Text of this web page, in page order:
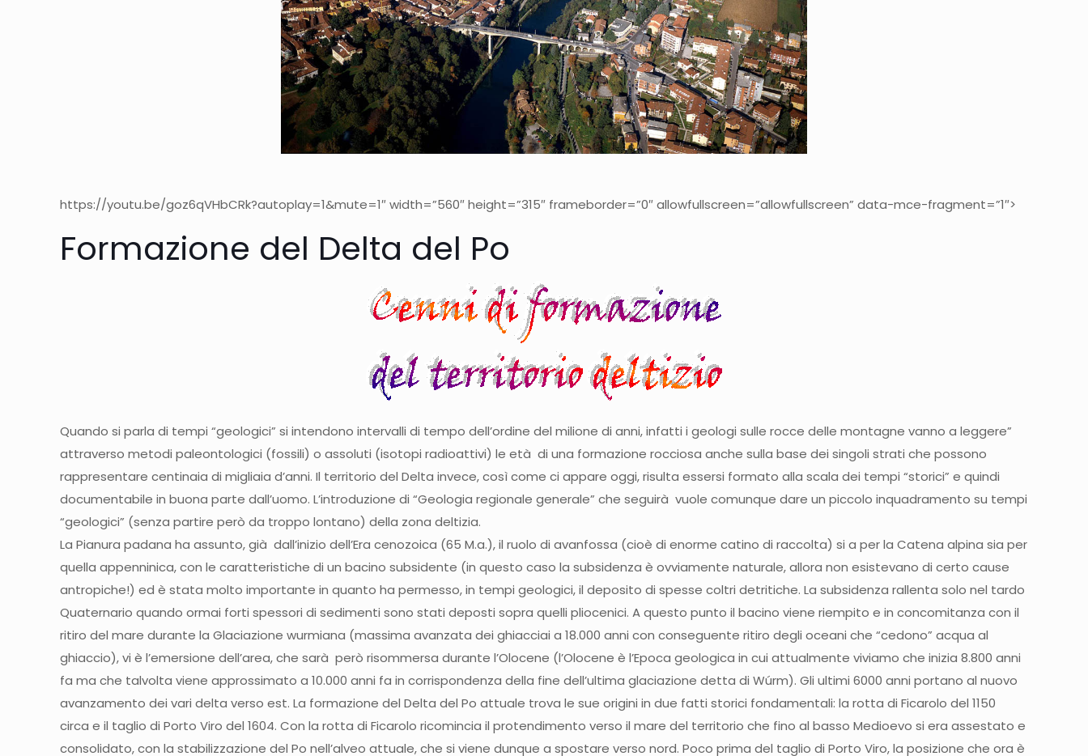
https://youtu.be/goz6qVHbCRk?autoplay=1&mute=1″ width=”560″ height=”315″ frameborder=”0″ allowfullscreen=”allowfullscreen” data-mce-fragment=”1″>
Formazione del Delta del Po
Quando si parla di tempi “geologici” si intendono intervalli di tempo dell’ordine del milione di anni, infatti i geologi sulle rocce delle montagne vanno a leggere”
attraverso metodi paleontologici (fossili) o assoluti (isotopi radioattivi) le età di una formazione rocciosa anche sulla base dei singoli strati che possono
rappresentare centinaia di migliaia d’anni. Il territorio del Delta invece, così come ci appare oggi, risulta essersi formato alla scala dei tempi “storici” e quindi
documentabile in buona parte dall’uomo. L’introduzione di “Geologia regionale generale” che seguirà vuole comunque dare un piccolo inquadramento su tempi
“geologici” (senza partire però da troppo lontano) della zona deltizia.
La Pianura padana ha assunto, già dall’inizio dell’Era cenozoica (65 M.a.), il ruolo di avanfossa (cioè di enorme catino di raccolta) si a per la Catena alpina sia per quella appenninica, con le caratteristiche di un bacino subsidente (in questo caso la subsidenza è ovviamente naturale, allora non esistevano di certo cause antropiche!) ed è stata molto importante in quanto ha permesso, in tempi geologici, il deposito di spesse coltri detritiche. La subsidenza rallenta solo nel tardo Quaternario quando ormai forti spessori di sedimenti sono stati deposti sopra quelli pliocenici. A questo punto il bacino viene riempito e in concomitanza con il ritiro del mare durante la Glaciazione wurmiana (massima avanzata dei ghiacciai a 18.000 anni con conseguente ritiro degli oceani che “cedono” acqua al ghiaccio), vi è l’emersione dell’area, che sarà però risommersa durante l’Olocene (l’Olocene è l’Epoca geologica in cui attualmente viviamo che inizia 8.800 anni fa ma che talvolta viene approssimato a 10.000 anni fa in corrispondenza della fine dell’ultima glaciazione detta di Wúrm). Gli ultimi 6000 anni portano al nuovo avanzamento dei vari delta verso est. La formazione del Delta del Po attuale trova le sue origini in due fatti storici fondamentali: la rotta di Ficarolo del 1150 circa e il taglio di Porto Viro del 1604. Con la rotta di Ficarolo ricomincia il protendimento verso il mare del territorio che fino al basso Medioevo si era assestato e consolidato, con la stabilizzazione del Po nell’alveo attuale, che si viene dunque a spostare verso nord. Poco prima del taglio di Porto Viro, la posizione che ora è occupata dal territorio comunale di Taglio di Po e di Porto Tolle, lasciava il posto al mare e alla Sacca di Goro, formatasi in seguito al l’avanzamento del Po delle Fornaci a nord, con i suoi 3 rami (ramo di Tramontana, di Levante e di Scirocco), e del Po di Goro a sud. La forte avanzata del Po delle Fornaci indusse nel 1604 la Repubblica di Venezia a operare una deviazione del corso del fiume, attraverso un canale artificiale fatto sfociare nella Sacca di Goro, per preservare da pericoli di interramento la laguna veneta. Questo intervento antropico, denominato Taglio di Porto Viro, rappresenta la causa principale che ha portato nei secoli seguenti alla formazione del Delta moderno. I timori dei Veneziani si dimostrarono fondati, infatti dal 1604 in poi l’avanzamento del territorio è notevole, anche grazie al nuovo ramo Po di Venezia, nato dal taglio di Porto Viro (appunto operato dai Veneziani), e si assiste, durante tutto il XVIII secolo, alla formazione del territorio di Porto Tolle. Questo sviluppo continua in modo più accentuato durante il 1800, con la forte attività del Po di Goro e del Po di Gnocca, favorita dalla chiusura artificiale di alcuni rami del Po di Maistra; si viene così a formare il primo “abbozzo” della Sacca di Scardovari, che troverà comunque come principale artefice il Po delle Tolle, che sarà anche causa della formazione della parte sud orientale di Polesine Camerini. Secondo il Giandotti, in 240 anni, il Po di Goro è avanzato di 20 Km, il Po di Maistra di 24 Km e il Po di Tolle di 23 Km, corrispondenti ad un incremento di oltre 83m/anno. Il nuovo secolo si apre con i primi segni di rallentamento nella formazione dei territorio e ci sarà addirittura un inversione di tendenza, che culminerà nel periodo compreso tra il 1950 e il 1960, con l’arretramento della linea di costa, la conseguente immersione di aree precedentemente formate e lo-spostamento verso costa dei banchi sabbiosi; tutto ciò a causa prevalentemente del fenomeno della subsidenza, innescato in modo considerevole dall’emungimento di acque metanifere. Se la subsidenza ha cominciato a stabilizzarsi con la cessata attività estrattiva, verso valori simili agli anni precedenti al 1940, nuovi problemi cominciano a nascere per la diminuzione delle porte solide dei rami del Po, particolarmente evidente dalla seconda metà degli anni ’60. Questo nuovo fenomeno è probabilmente imputabile, in larga parte, all’estrazione di materiali lungo gli alvei dei Po. Da studi fatti (M. Bondesan e altri) risulta che nel periodo compreso fra il 1968 e il 1973, nella sola fascia costiera compresa tra 0 m e 6 m di profondità , si ha un ammanco di -1,1 milioni di mc/anno, riscontrabile proprio tra le granulometrie, che si trovavano soggette all’estrazione dalle cave fluviali. Attualmente la situazione risulta piuttosto critica per le fasce litoranee, a causa del deficit di materiali di ripascimento, per contro essi si trovano in pericolo, di erosione con la ridistribuzione delle sabbie anche verso l’interno, con minaccia di insabbiamento delle lagune che rischiano così l’ìmpaludamento. Il nostro territorio, accanto alle sue caratteristiche ambientali di esemplare bellezza, si trova in uno stato di evidente vulnerabilità idrogeologica. Le problematiche del territorio vanno ad incidere anche sulla realtà socio – economica dello stesso: oltre alla sicurezza idraulica si guarda con preoccupazione all’eutrofizzazione della laguna con problemi oltre che ambientali nel campo della pesca, alla risalienza dei cuneo salino per l’agricoltura; sarà necessario un continuo impegno dell’uomo per preservare e pianificare adeguatamente un territorio che è nato e si è sviluppato, nel bene e nel male, con un forte impatto antropico. Una corretta pianificazione territoriale si esplica solo attraverso un intervento congiunto di tecnici e scienziati che siano in grado, ciascuno con le proprie competenze e soprattutto con la propria “forma mentis”, di dare un contributo importante alle risoluzioni globali delle ampie problematiche dei nostro territorio. Per esempio, anche un intervento che arbitrariamente può essere definito modesto, come lo scavo di una bocca su di uno scanno, può andare ad incidere negativamente sulle condizioni future dei litorali, con ripercussioni che si possono spingere anche a molti chilometri. Ecco quindi che un intervento ritenuto positivo, se visto nella sua complessità , diventa di segno contrario. Succede sovente che grossi interventi, finanziati con soldi pubblici, possano miseramente fallire gli obiettivi prefissi, per impostazioni progettuali limitate alla risoluzione di un problema, senza un adeguato studio dell’impatto che poi finalmente comporterà l’opera eseguita sull’ambiente. Il nome Delta deriva dalla morfologia molto regolare a forma della lettera greca? della foce dei Nilo. Il Delta del Po invece, ha una forma irregolare generata dal deposito dei sedimenti non a “ventaglio”, ma più a causa di rotte ed esondazioni sia naturali che antropiche. La formazione dei delta avviene principalmente a causa del forte carico di sedimenti trasportato da un fiume; si differenzia dalle foci ad estuario dove prevale l’azione esercitata dal, mare con scarso apporto di detriti. Esempi a noi vicini di delta simili a quelli del Po sono la Camargue (Delta del Rodano) e delta del Danubio sul Mar Nero. Quando il fiume scorreva in maniera naturale, quindi senza,, le attuali arginature di protezione, si ritrovava a defluire nei punti a, minor quota. Quando, nei periodi di piena arrivavano a foce grandi masse di terreno, queste si depositavano, (per la sopraggiunta diminuzione della velocità ) nella bassa pianura, andando ad innalzare l’alveo che diventava via via più alto, fino a costringere il corso a rompere ed a deviare verso zone topograficamente più basse. Longitudinalmente al corso d’acqua, la formazione di territorio avviene con una “progradazione” dei sedimenti verso il mare con le granulometrie più grossolane (sabbie) che si depositano subito nei pressi della foce dando luogo poi con l’azione di “ripascimento” del mare, alle spiagge e con quelle più fini (limi ed argille) che si spingono più esternamente (poiché rimangono a lungo in sospensione) fino a diversi Km di distanza dalla foce. Questo meccanismo ripetuto nel tempo, portava alla formazione dei nostri territori e all’avanzamento della linea di costa. La distribuzione dei sedimenti avviene in funzione delle caratteristiche geometriche dell’alveo. In condizioni ideali la massima velocità della corrente si ha al centro del canale poco sotto il pelo libero dell’acqua, dove cioè gli attriti con l’argine, il fondo e l’aria si risentono poco. Pertanto si troveranno materiali più grossolani (sabbie) al centro dell’alveo e materiali più fini (limi) alla periferia (fascia golenale). Lo studio delle foto aeree evidenzia talvolta paleoalvei con tratti a geometrie sinuose: sono i meandri che si formano grazie,al diverso comportamento della corrente su un canale curvo. In generale per effetto di azione centrifuga si avrà sedimentazione sulla riva convessa ed erosione su quella concava. Questi meccanismi portavano l’alveo dei fiume ad evolversi ed a spostarsi sul territorio. In particolare l’alveo oltre a migrare drasticamente a causa di una rotta, o lateralmente, poteva muoversi longitudinalmente, come un serpente o con cambio del tracciato con il meccanismo del salto del meandro. Attualmente, essendoci le arginature antropiche, i sedimenti tendono a depositarsi all’interno dell’alveo arginato che aumenta la quota deL fondo (per questo si parla di alveo “pensile”) senza giungere alla foce. Tuttavia, anche all’interno degli argini i meccanismi di erosione e deposito sono gli stessi, pertanto si troveranno sempre depositi di materiale lungo la direzione principale del flusso (si noti come barre fluviali sabbiose si ritrovano per esempio al centro del fiume in prossimità di slarghi dell’alveo) e sulle rive convesse del fiume. Per contro sulle rive concave avviene erosione talvolta pericolosa per la tenuta degli argini: si, pensi al taglio antropico di VoIta dei Vaccari a Polesine Camerini, dove è stato operato una sorta di “salto del meandro” artificiale con la rettifica del corso del Po di Venezia per eliminare l’erosione sulla sponda concava. Il termine è riferito all’abbassamento che subisce